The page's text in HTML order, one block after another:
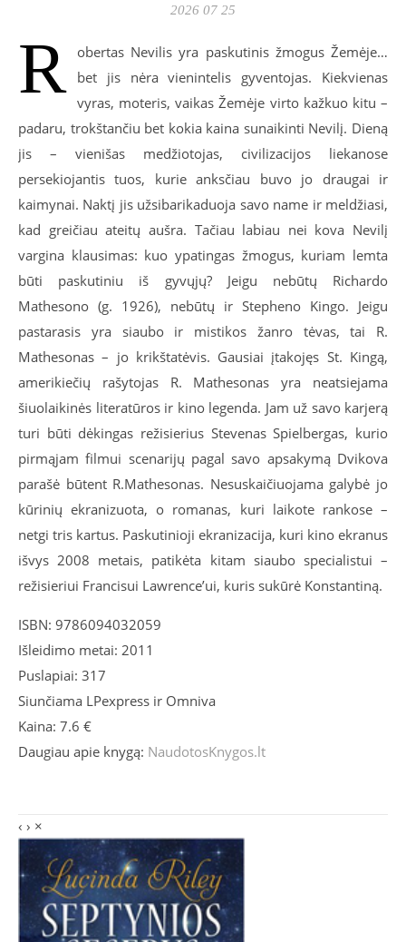
2026 07 25
R
obertas Nevilis yra paskutinis žmogus Žemėje…
bet jis nėra vienintelis gyventojas. Kiekvienas
vyras, moteris, vaikas Žemėje virto kažkuo kitu –
padaru, trokštančiu bet kokia kaina sunaikinti Nevilį. Dieną
jis – vienišas medžiotojas, civilizacijos liekanose
persekiojantis tuos, kurie anksčiau buvo jo draugai ir
kaimynai. Naktį jis užsibarikaduoja savo name ir meldžiasi,
kad greičiau ateitų aušra. Tačiau labiau nei kova Nevilį
vargina klausimas: kuo ypatingas žmogus, kuriam lemta
būti paskutiniu iš gyvųjų? Jeigu nebūtų Richardo
Mathesono (g. 1926), nebūtų ir Stepheno Kingo. Jeigu
pastarasis yra siaubo ir mistikos žanro tėvas, tai R.
Mathesonas – jo krikštatėvis. Gausiai įtakojęs St. Kingą,
amerikiečių rašytojas R. Mathesonas yra neatsiejama
šiuolaikinės literatūros ir kino legenda. Jam už savo karjerą
turi būti dėkingas režisierius Stevenas Spielbergas, kurio
pirmąjam filmui scenarijų pagal savo apsakymą Dvikova
parašė būtent R.Mathesonas. Nesuskaičiuojama galybė jo
kūrinių ekranizuota, o romanas, kuri laikote rankose –
netgi tris kartus. Paskutinioji ekranizacija, kuri kino ekranus
išvys 2008 metais, patikėta kitam siaubo specialistui –
režisieriui Francisui Lawrence’ui, kuris sukūrė Konstantiną.
ISBN: 9786094032059
Išleidimo metai: 2011
Puslapiai: 317
Siunčiama LPexpress ir Omniva
Kaina: 7.6 €
Daugiau apie knygą: NaudotosKnygos.lt
‹ › ×